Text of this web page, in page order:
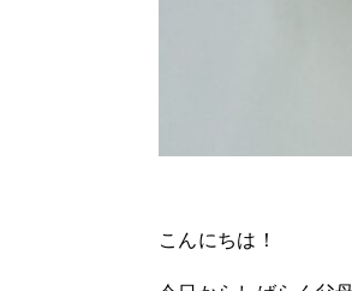
こんにちは！